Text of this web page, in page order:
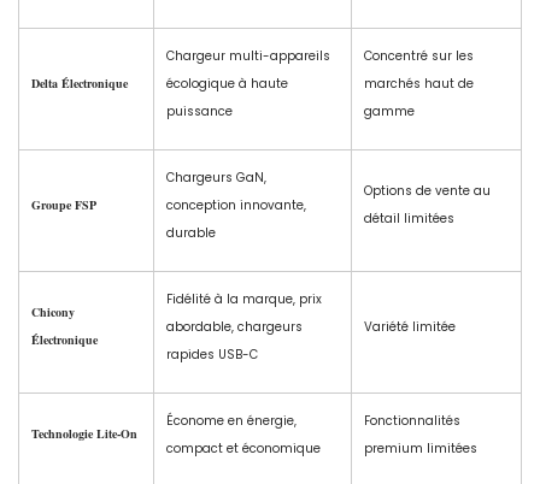
Delta Électronique
Chargeur multi-appareils
écologique à haute
puissance
Concentré sur les
marchés haut de
gamme
Groupe FSP
Chargeurs GaN,
conception innovante,
durable
Options de vente au
détail limitées
Chicony
Électronique
Fidélité à la marque, prix
abordable, chargeurs
rapides USB-C
Variété limitée
Technologie Lite-On
Économe en énergie,
compact et économique
Fonctionnalités
premium limitées